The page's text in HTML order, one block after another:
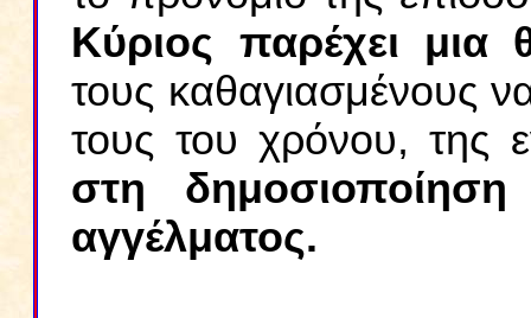
Κύριος παρέχει μια
τους καθαγιασμένους
τους του χρόνου, της
στη
αγγέλματος.